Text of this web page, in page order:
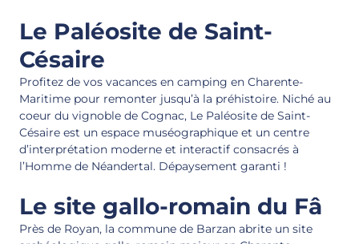
Le Paléosite de Saint-
Césaire
Profitez de vos vacances en camping en Charente-
Maritime pour remonter jusqu’à la préhistoire. Niché au
coeur du vignoble de Cognac, Le Paléosite de Saint-
Césaire est un espace muséographique et un centre
d’interprétation moderne et interactif consacrés à
l’Homme de Néandertal. Dépaysement garanti !
Le site gallo-romain du Fâ
Près de Royan, la commune de Barzan abrite un site